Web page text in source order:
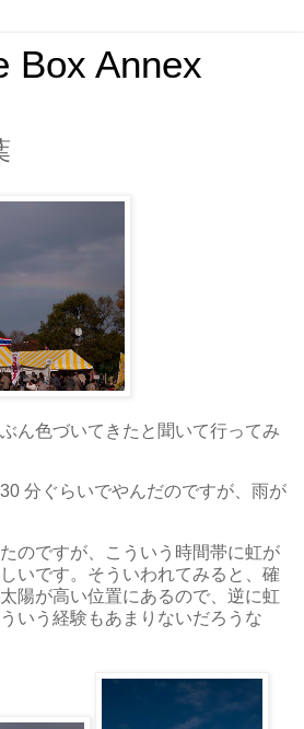
Box Annex
ん色づいてきたと聞いて行ってみ
分ぐらいでやんだのですが、雨が
のですが、こういう時間帯に虹が
いです。そういわれてみると、確
陽が高い位置にあるので、逆に虹
いう経験もあまりないだろうな